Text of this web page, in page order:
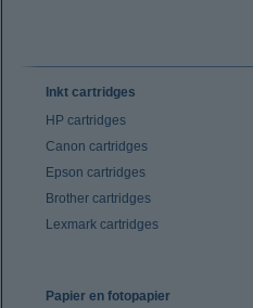
Inkt cartridges
HP cartridges
Canon cartridges
Epson cartridges
Brother cartridges
Lexmark cartridges
Papier en fotopapier